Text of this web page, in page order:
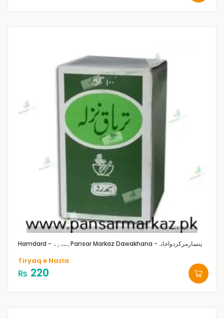
Hamdard - ہمدرد Pansar Markaz Dawakhana -پنسارمرکزدواخانہ
Tiryaq e Nazla
₨ 220